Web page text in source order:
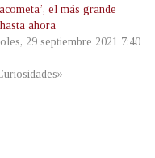
el más grande
ahora
29 septiembre 2021 7:40